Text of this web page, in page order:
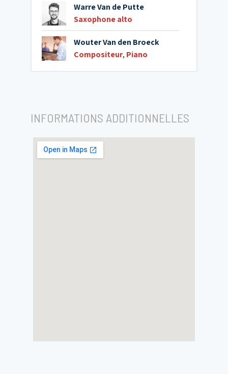
Warre Van de Putte
Saxophone alto
Wouter Van den Broeck
Compositeur, Piano
INFORMATIONS ADDITIONNELLES